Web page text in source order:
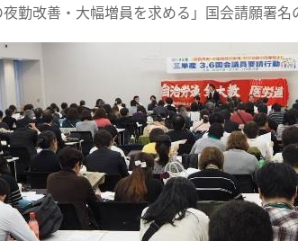
勤改善・大幅増員を求める」国会請願署